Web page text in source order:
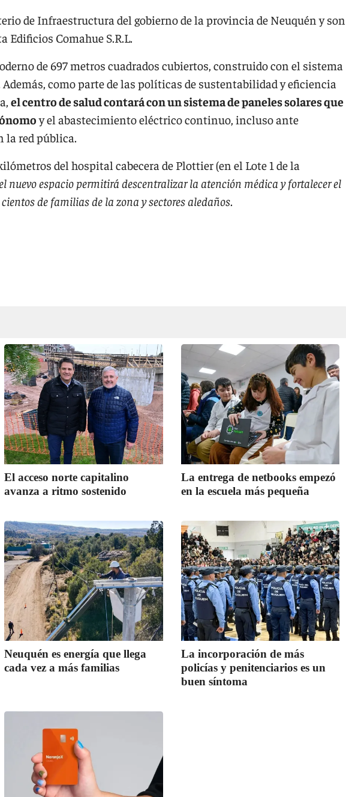
de Infraestructura del gobierno de la provincia de Neuquén y son
Edificios Comahue S.R.L.
de 697 metros cuadrados cubiertos, construido con el sistema
como parte de las políticas de sustentabilidad y eficiencia
el centro de salud contará con un sistema de paneles solares que
y el abastecimiento eléctrico continuo, incluso ante
la red pública.
del hospital cabecera de Plottier (en el Lote 1 de la
nuevo espacio permitirá descentralizar la atención médica y fortalecer el
de familias de la zona y sectores aledaños.
El acceso norte capitalino
avanza a ritmo sostenido
La entrega de netbooks empezó
en la escuela más pequeña
Neuquén es energía que llega
cada vez a más familias
La incorporación de más
policías y penitenciarios es un
buen síntoma